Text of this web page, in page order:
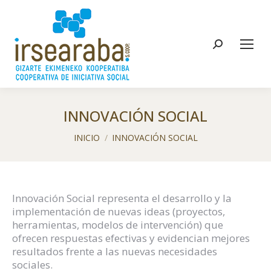
Buscar:
INNOVACIÓN SOCIAL
Estás aquí:
INICIO INNOVACIÓN SOCIAL
Innovación Social representa el desarrollo y la
implementación de nuevas ideas (proyectos,
herramientas, modelos de intervención) que
ofrecen respuestas efectivas y evidencian mejores
resultados frente a las nuevas necesidades
sociales.